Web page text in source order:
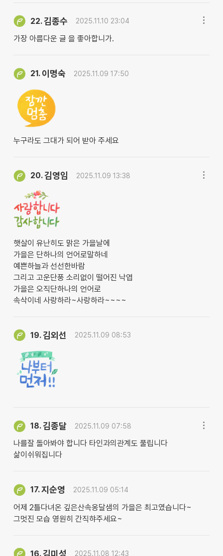
22.김종수 2025.11.10 23:04
가장 아름다운 글 을 좋아합니가.
21. 이명숙 2025.11.09 17:50
누구라도 그대가 되어 받아 주세요
20.김영임 2025.11.09 13:38
햇살이 유난히도 맑은 가을날에
가을은 단하나의 언어로말하네
예쁜하늘과 선선한바람
그리고 고운단풍 소리없이 떨어진 낙엽
가을은 오직단하나의 언어로
속삭이네 사랑하라~사랑하라~~~~
19.김외선 2025.11.09 08:53
18.김종달 2025.11.09 07:58
나를잘 돌아봐야 합니다 타인과의관계도 풀립니다
삶이쉬워집니다
17.지순영 2025.11.09 05:14
어제 2틀다녀온 깊은산속옹달샘의 가을은 최고였습니다~
그멋진 모습 영원히 간직햐주세요~
16.김미성 2025.11.08 12:43